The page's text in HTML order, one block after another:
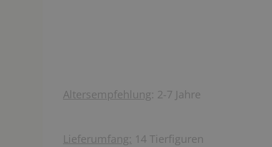
Altersempfehlung: 2-7 Jahre
Lieferumfang: 14 Tierfiguren